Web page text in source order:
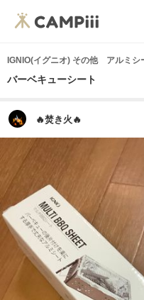
IGNIO(イグニオ) その他 アルミシ
バーベキューシート
🔥焚き火🔥